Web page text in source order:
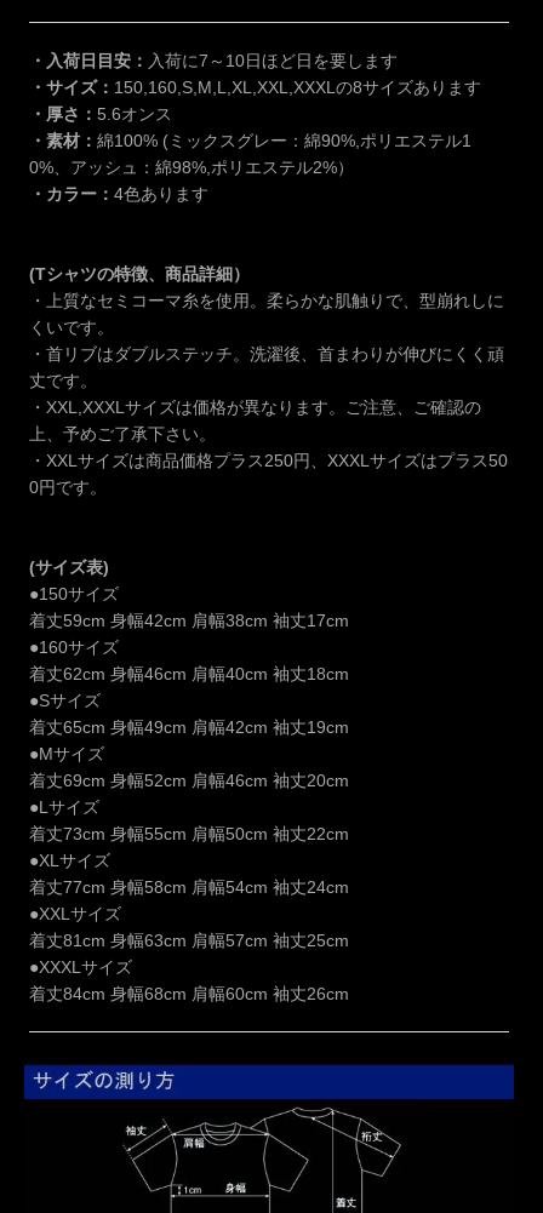
・入荷日目安： 入荷に7～10日ほど日を要します
・サイズ： 150,160,S,M,L,XL,XXL,XXXLの8サイズあります
・厚さ： 5.6オンス
・素材：綿100% (ミックスグレー：綿90%,ポリエステル1
0%、アッシュ：綿98%,ポリエステル2%）
・カラー：4色あります
(Tシャツの特徴、商品詳細）
・上質なセミコーマ糸を使用。柔らかな肌触りで、型崩れしに
くいです。
・首リブはダブルステッチ。洗濯後、首まわりが伸びにくく頑
丈です。
・XXL,XXXLサイズは価格が異なります。ご注意、ご確認の
上、予めご了承下さい。
・XXLサイズは商品価格プラス250円、XXXLサイズはプラス50
0円です。
(サイズ表)
●150サイズ
着丈59cm 身幅42cm 肩幅38cm 袖丈17cm
●160サイズ
着丈62cm 身幅46cm 肩幅40cm 袖丈18cm
●Sサイズ
着丈65cm 身幅49cm 肩幅42cm 袖丈19cm
●Mサイズ
着丈69cm 身幅52cm 肩幅46cm 袖丈20cm
●Lサイズ
着丈73cm 身幅55cm 肩幅50cm 袖丈22cm
●XLサイズ
着丈77cm 身幅58cm 肩幅54cm 袖丈24cm
●XXLサイズ
着丈81cm 身幅63cm 肩幅57cm 袖丈25cm
●XXXLサイズ
着丈84cm 身幅68cm 肩幅60cm 袖丈26cm